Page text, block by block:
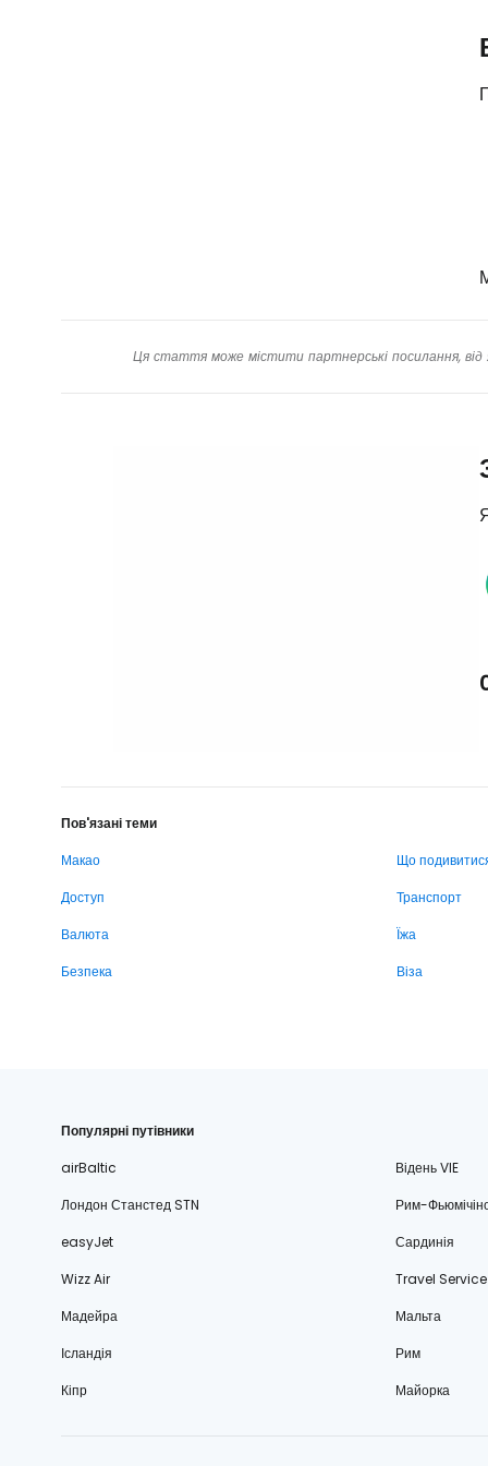
Ця стаття може містити партнерські посилання,
Пов'язані теми
Макао
Що
Доступ
Транспорт
Валюта
Їжа
Безпека
Віза
Популярні путівники
airBaltic
Відень VIE
Лондон Станстед STN
Рим-
easyJet
Сардинія
Wizz Air
Travel Service
Мадейра
Мальта
Ісландія
Рим
Кіпр
Майорка